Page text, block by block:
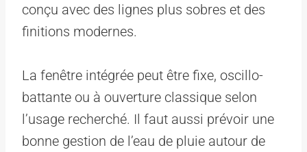
conçu avec des lignes plus sobres et des
finitions modernes.
La fenêtre intégrée peut être fixe, oscillo-
battante ou à ouverture classique selon
l’usage recherché. Il faut aussi prévoir une
bonne gestion de l’eau de pluie autour de